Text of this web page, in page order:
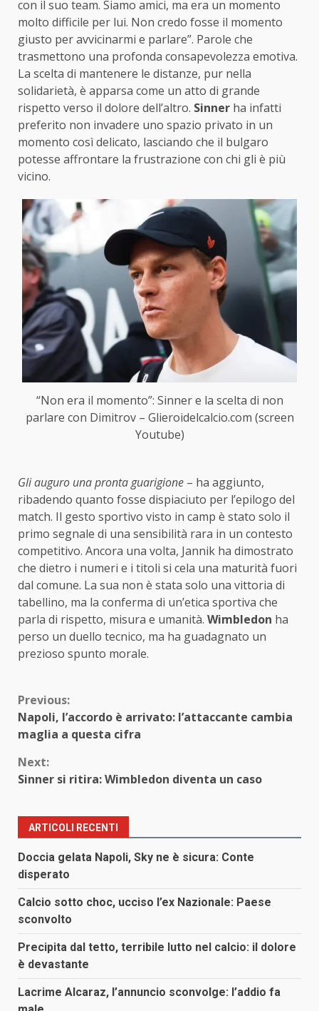
con il suo team. Siamo amici, ma era un momento
molto difficile per lui. Non credo fosse il momento
giusto per avvicinarmi e parlare”. Parole che
trasmettono una profonda consapevolezza emotiva.
La scelta di mantenere le distanze, pur nella
solidarietà, è apparsa come un atto di grande
rispetto verso il dolore dell’altro. Sinner ha infatti
preferito non invadere uno spazio privato in un
momento così delicato, lasciando che il bulgaro
potesse affrontare la frustrazione con chi gli è più
vicino.
“Non era il momento”: Sinner e la scelta di non
parlare con Dimitrov – Glieroidelcalcio.com (screen
Youtube)
Gli auguro una pronta guarigione – ha aggiunto,
ribadendo quanto fosse dispiaciuto per l’epilogo del
match. Il gesto sportivo visto in camp è stato solo il
primo segnale di una sensibilità rara in un contesto
competitivo. Ancora una volta, Jannik ha dimostrato
che dietro i numeri e i titoli si cela una maturità fuori
dal comune. La sua non è stata solo una vittoria di
tabellino, ma la conferma di un’etica sportiva che
parla di rispetto, misura e umanità. Wimbledon ha
perso un duello tecnico, ma ha guadagnato un
prezioso spunto morale.
Continue
Reading
Previous:
Napoli, l’accordo è arrivato: l’attaccante cambia
maglia a questa cifra
Next:
Sinner si ritira: Wimbledon diventa un caso
ARTICOLI RECENTI
Doccia gelata Napoli, Sky ne è sicura: Conte
disperato
Calcio sotto choc, ucciso l’ex Nazionale: Paese
sconvolto
Precipita dal tetto, terribile lutto nel calcio: il dolore
è devastante
Lacrime Alcaraz, l’annuncio sconvolge: l’addio fa